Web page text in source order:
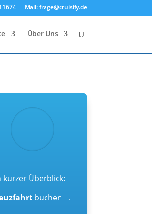
Mail: frage@cruisify.de
Über Uns
kurzer Überblick:
buchen →